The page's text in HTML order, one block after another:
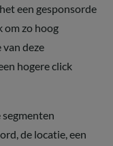
een gesponsorde
om zo hoog
deze
hogere click
de locatie, een